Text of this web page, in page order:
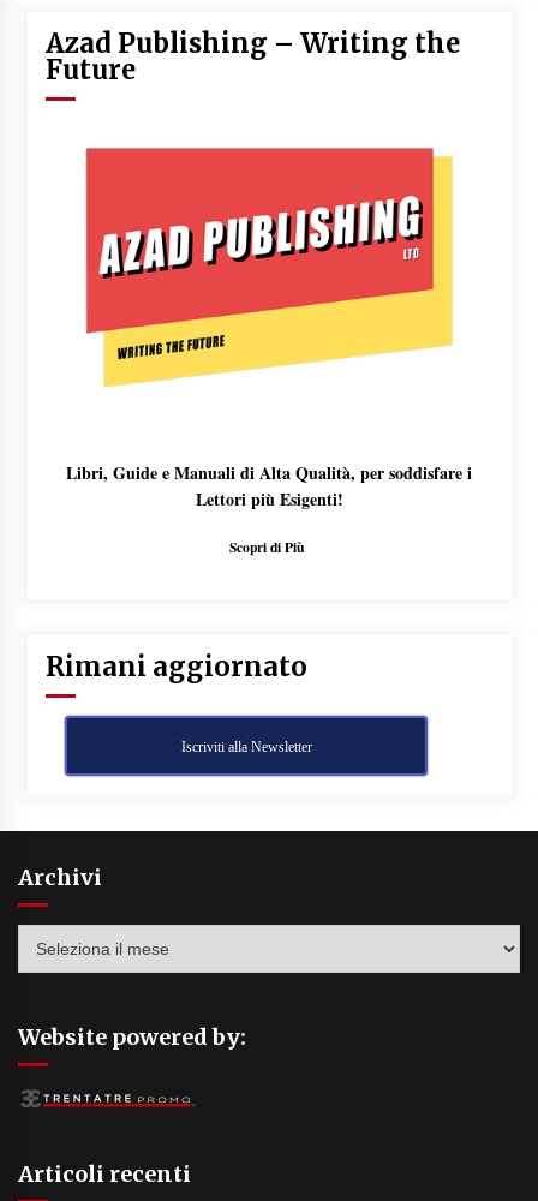
Azad Publishing – Writing the
Future
Libri, Guide e Manuali di Alta Qualità, per soddisfare i
Lettori più Esigenti!
Scopri di Più
Rimani aggiornato
Iscriviti alla Newsletter
Archivi
Website powered by:
Articoli recenti